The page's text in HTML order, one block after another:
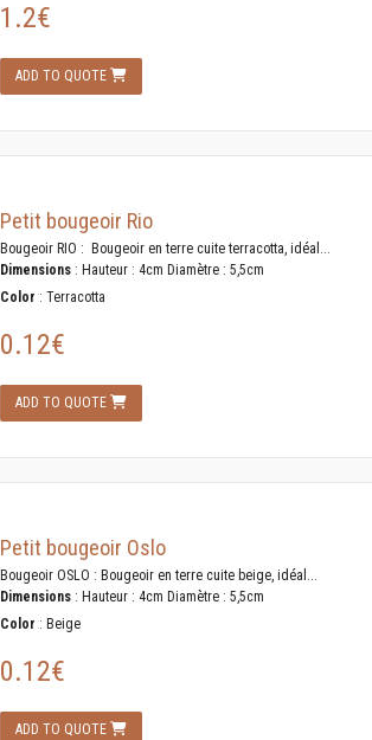
1.2€
ADD TO QUOTE
Petit bougeoir Rio
Bougeoir RIO : Bougeoir en terre cuite terracotta, idéal...
Dimensions : Hauteur : 4cm Diamètre : 5,5cm
Color : Terracotta
0.12€
ADD TO QUOTE
Petit bougeoir Oslo
Bougeoir OSLO : Bougeoir en terre cuite beige, idéal...
Dimensions : Hauteur : 4cm Diamètre : 5,5cm
Color : Beige
0.12€
ADD TO QUOTE